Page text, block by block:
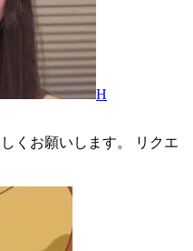
H
くお願いします。 リクエ